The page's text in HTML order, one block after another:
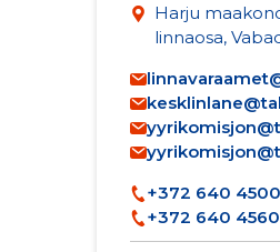
Harju
linnaosa,
+372 640 4500
+372 640 4560